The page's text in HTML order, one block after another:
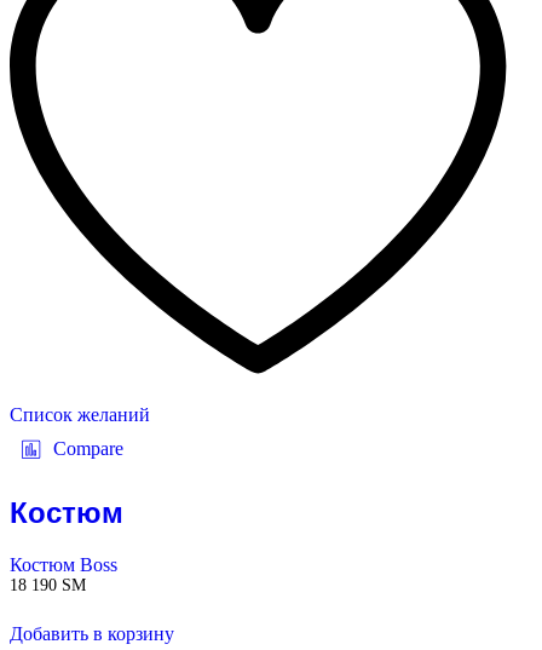
Список желаний
Compare
Костюм
Костюм Boss
18 190 ЅМ
Добавить в корзину